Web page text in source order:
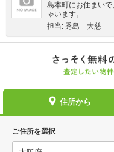
島本町にお住まい
ゃいます。
担当: 秀島 大慈
住所から
ご住所を選択